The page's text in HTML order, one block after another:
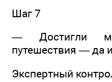
Шаг 7
— Достигли
путешествия — да
Экспертный